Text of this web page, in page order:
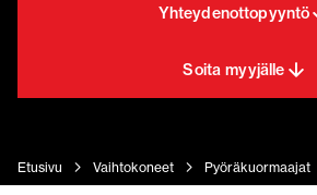
Yhteydenottopyyntö
Soita myyjälle
Etusivu Vaihtokoneet Pyöräkuormaajat